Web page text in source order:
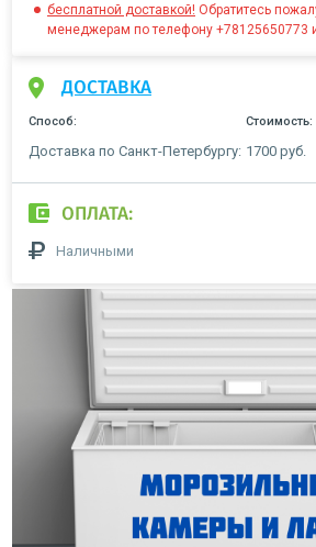
бесплатной доставкой! Обратитесь
менеджерам по телефону +78125650773
ДОСТАВКА
Способ: Стоимость:
Доставка по Санкт-Петербургу: 1700 руб.
ОПЛАТА:
Наличными